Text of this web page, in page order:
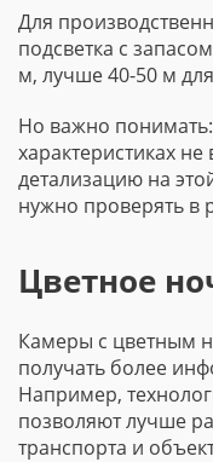
Для
подсветка с
м, лучше 40-50 м
Но важно понимать:
характеристиках
детализацию на
нужно проверять в
Цветное
Камеры с цветным
получать более
Например,
позволяют лучше
транспорта и